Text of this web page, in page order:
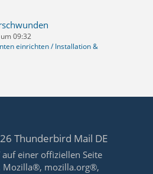
09:32
einrichten / Installation &
Thunderbird Mail DE
auf einer offiziellen Seite
Mozilla®, mozilla.org®,